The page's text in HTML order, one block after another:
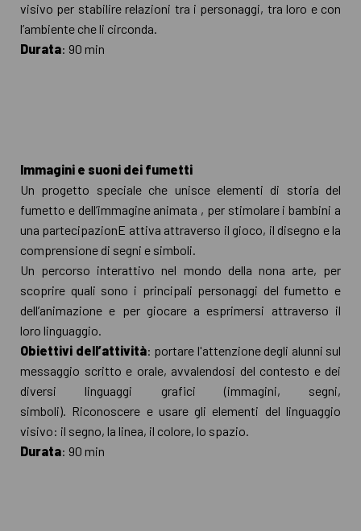
visivo per stabilire relazioni tra i personaggi, tra loro e con
l’ambiente che li circonda.
Durata: 90 min
Immagini e suoni dei fumetti
Un progetto speciale che unisce elementi di storia del
fumetto e dell’immagine animata , per stimolare i bambini a
una partecipazionE attiva attraverso il gioco, il disegno e la
comprensione di segni e simboli.
Un percorso interattivo nel mondo della nona arte, per
scoprire quali sono i principali personaggi del fumetto e
dell’animazione e per giocare a esprimersi attraverso il
loro linguaggio.
Obiettivi dell’attività: portare l'attenzione degli alunni sul
messaggio scritto e orale, avvalendosi del contesto e dei
diversi linguaggi grafici (immagini, segni,
simboli). Riconoscere e usare gli elementi del linguaggio
visivo: il segno, la linea, il colore, lo spazio.
Durata: 90 min